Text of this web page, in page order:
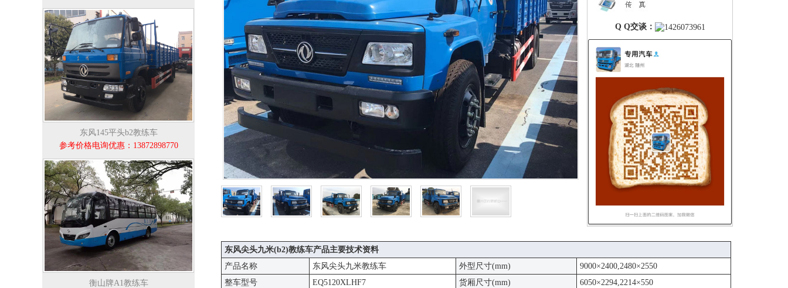
东风145平头b2教练车
参考价格电询优惠：13872898770
衡山牌A1教练车
Q Q交谈：
东风尖头九米(b2)教练车产品主要技术资料
产品名称
东风尖头九米教练车 外型尺寸(mm)
9000×2400,2480×2550
整车型号
EQ5120XLHF7 货厢尺寸(mm)
6050×2294,2214×550